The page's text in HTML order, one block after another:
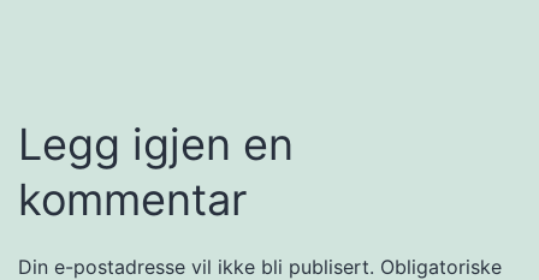
Legg igjen en
kommentar
Din e-postadresse vil ikke bli publisert. Obligatoriske